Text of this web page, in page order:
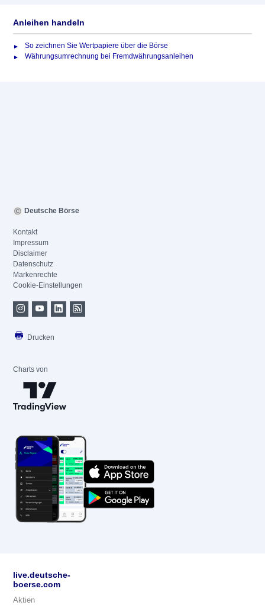
Anleihen handeln
So zeichnen Sie Wertpapiere über die Börse
Währungsumrechnung bei Fremdwährungsanleihen
Deutsche Börse
Kontakt
Impressum
Disclaimer
Datenschutz
Markenrechte
Cookie-Einstellungen
Drucken
Charts von
live.deutsche-
boerse.com
Aktien